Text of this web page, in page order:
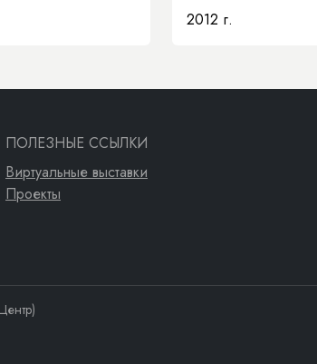
2012 г.
ПОЛЕЗНЫЕ ССЫЛКИ
Виртуальные выставки
Проекты